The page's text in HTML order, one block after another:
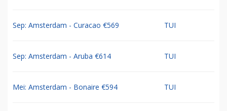
Sep: Amsterdam - Curacao €569 TUI
Sep: Amsterdam - Aruba €614 TUI
Mei: Amsterdam - Bonaire €594 TUI